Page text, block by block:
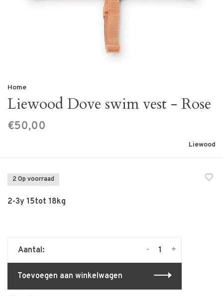
Home
Liewood Dove swim vest - Rose
€50,00
Liewood
2 Op voorraad
2-3y 15tot 18kg
Aantal: +
-
Toevoegen aan winkelwagen